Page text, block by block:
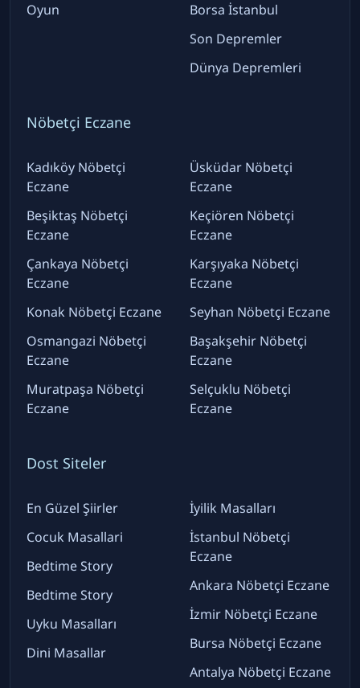
Oyun
Borsa İstanbul
Son Depremler
Dünya Depremleri
Nöbetçi Eczane
Kadıköy Nöbetçi
Eczane
Beşiktaş Nöbetçi
Eczane
Çankaya Nöbetçi
Eczane
Konak Nöbetçi Eczane
Osmangazi Nöbetçi
Eczane
Muratpaşa Nöbetçi
Eczane
Üsküdar Nöbetçi
Eczane
Keçiören Nöbetçi
Eczane
Karşıyaka Nöbetçi
Eczane
Seyhan Nöbetçi Eczane
Başakşehir Nöbetçi
Eczane
Selçuklu Nöbetçi
Eczane
Dost Siteler
En Güzel Şiirler
Cocuk Masallari
Bedtime Story
Bedtime Story
Uyku Masalları
Dini Masallar
İyilik Masalları
İstanbul Nöbetçi
Eczane
Ankara Nöbetçi Eczane
İzmir Nöbetçi Eczane
Bursa Nöbetçi Eczane
Antalya Nöbetçi Eczane